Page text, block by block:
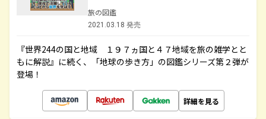
旅の図鑑
2021.03.18 発売
『世界244の国と地域 １９７ヵ国と４７地域を旅の雑学とと
もに解説』に続く、「地球の歩き方」の図鑑シリーズ第２弾が
登場！
詳細を見る